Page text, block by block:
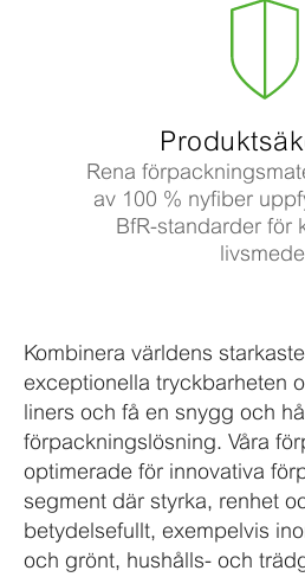
Rena
av 100 % nyfiber
BfR-standarder för
Kombinera världens
exceptionella tryckbarheten
liners och få en snygg och
förpackningslösning. Våra
optimerade för innovativa
segment där styrka, renhet
betydelsefullt, exempelvis
och grönt, hushålls- och